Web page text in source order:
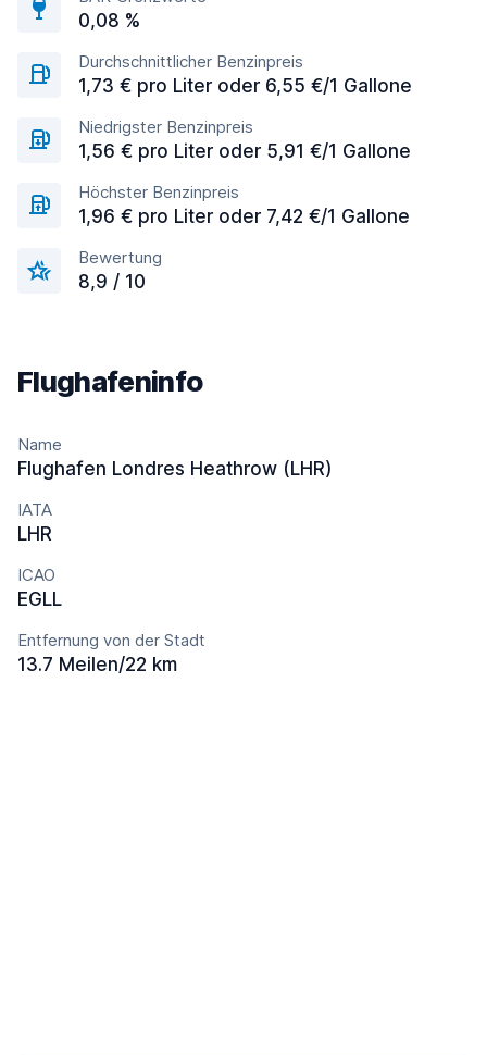
0,08 %
Durchschnittlicher Benzinpreis
1,73 € pro Liter oder 6,55 €/1 Gallone
Niedrigster Benzinpreis
1,56 € pro Liter oder 5,91 €/1 Gallone
Höchster Benzinpreis
1,96 € pro Liter oder 7,42 €/1 Gallone
Bewertung
8,9 / 10
Flughafeninfo
Name
Flughafen Londres Heathrow (LHR)
IATA
LHR
ICAO
EGLL
Entfernung von der Stadt
13.7 Meilen/22 km